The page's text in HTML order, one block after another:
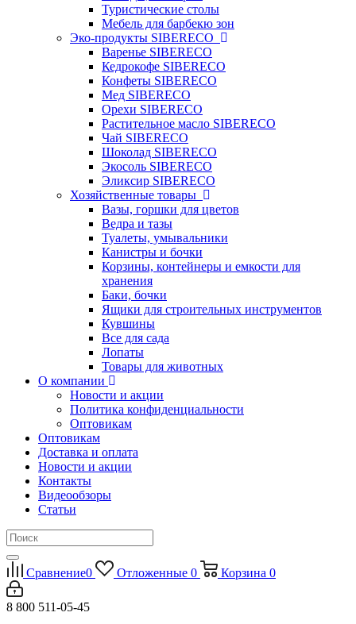
Туристические столы
Мебель для барбекю зон
Эко-продукты SIBERECO
Варенье SIBERECO
Кедрокофе SIBERECO
Конфеты SIBERECO
Мед SIBERECO
Орехи SIBERECO
Растительное масло SIBERECO
Чай SIBERECO
Шоколад SIBERECO
Экосоль SIBERECO
Эликсир SIBERECO
Хозяйственные товары
Вазы, горшки для цветов
Ведра и тазы
Туалеты, умывальники
Канистры и бочки
Корзины, контейнеры и емкости для
хранения
Баки, бочки
Ящики для строительных инструментов
Кувшины
Все для сада
Лопаты
Товары для животных
О компании
Новости и акции
Политика конфиденциальности
Оптовикам
Оптовикам
Доставка и оплата
Новости и акции
Контакты
Видеообзоры
Статьи
Сравнение0 Отложенные 0 Корзина 0
8 800 511-05-45